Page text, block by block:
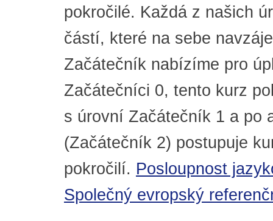
pokročilé. Každá z našich
částí, které na sebe
Začátečník nabízíme pro
Začátečníci 0, tento kurz
s úrovní Začátečník 1 a po
(Začátečník 2) postupuje
pokročilí. Posloupnost
Společný evropský